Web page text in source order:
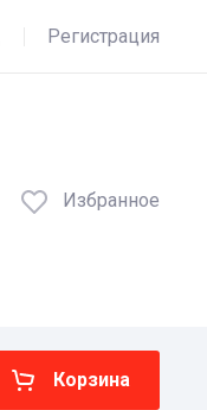
Регистрация
Избранное
Корзина